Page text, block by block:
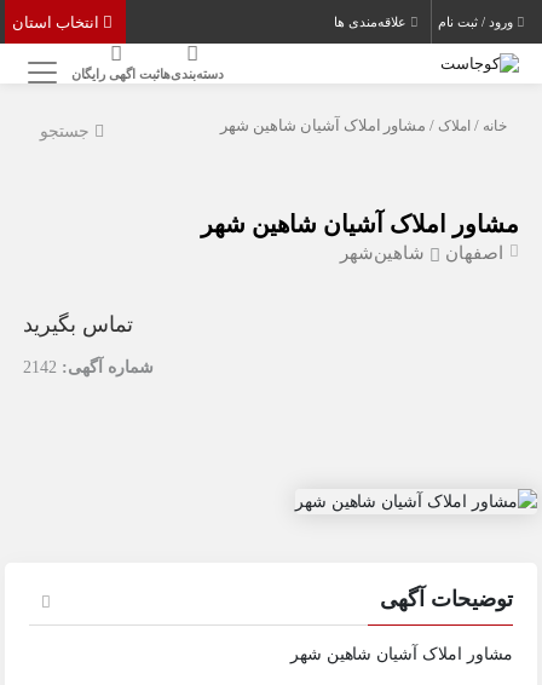
ورود / ثبت نام علاقه‌مندی ها
دسته‌بندی‌هاثبت اگهی رایگان
جستجو خانه / املاک / مشاور املاک آشیان شاهین شهر
مشاور املاک آشیان شاهین شهر
اصفهان شاهین‌شهر
تماس بگیرید
شماره آگهی: 2142
توضیحات آگهی
مشاور املاک آشیان شاهین شهر